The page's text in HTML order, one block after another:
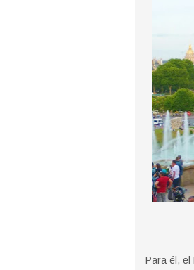
Para él, el